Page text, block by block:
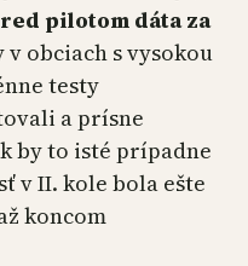
pilotom dáta za
obciach s vysokou
testy
a prísne
by to isté prípadne
v II. kole bola ešte
koncom